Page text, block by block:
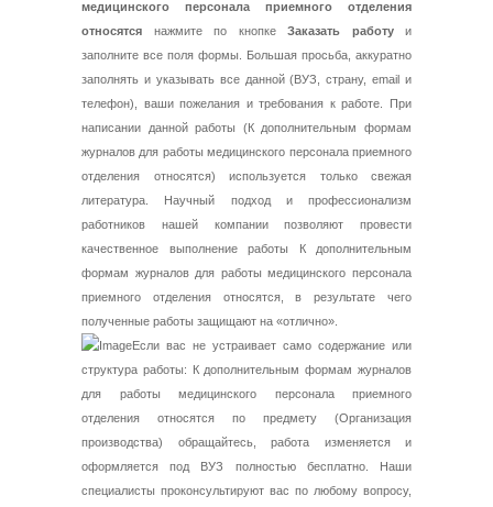
медицинского персонала приемного отделения
относятся нажмите по кнопке Заказать работуи
заполните все поля формы. Большая просьба, аккуратно
заполнять и указывать все данной (ВУЗ, страну, email и
телефон), ваши пожелания и требования к работе. При
написании данной работы (К дополнительным формам
журналов для работы медицинского персонала приемного
отделения относятся) используется только свежая
литература. Научный подход и профессионализм
работников нашей компании позволяют провести
качественное выполнение работы К дополнительным
формам журналов для работы медицинского персонала
приемного отделения относятся, в результате чего
полученные работы защищают на «отлично».
Если вас не устраивает само содержание или
структура работы: К дополнительным формам журналов
для работы медицинского персонала приемного
отделения относятся по предмету (Организация
производства) обращайтесь, работа изменяется и
оформляется под ВУЗ полностью бесплатно. Наши
специалисты проконсультируют вас по любому вопросу,